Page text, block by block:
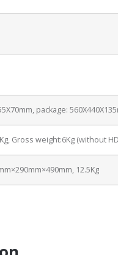
package:
Gross weight:6Kg (without
12.5Kg